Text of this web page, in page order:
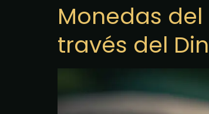
Monedas
través del